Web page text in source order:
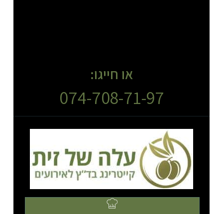
או חייגו:
074-708-71-97